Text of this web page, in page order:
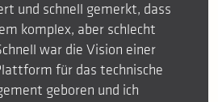
und schnell gemerkt, dass
komplex, aber schlecht
war die Vision einer
für das technische
geboren und ich